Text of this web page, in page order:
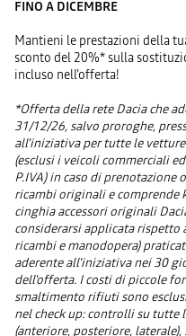
FINO A DICEMBRE
Mantieni le prestazioni della
sconto del 20%* sulla
incluso nell'offerta!
*Offerta della rete Dacia che
31/12/26, salvo proroghe,
all'iniziativa per tutte le
(esclusi i veicoli commerciali
P.IVA) in caso di prenotazione
ricambi originali e comprende
cinghia accessori originali
considerarsi applicata rispetto
ricambi e manodopera)
aderente all'iniziativa nei 30
dell'offerta. I costi di piccole
smaltimento rifiuti sono
nel check up: controlli su
(anteriore, posteriore,